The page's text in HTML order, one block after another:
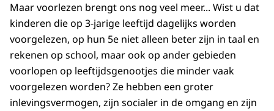
Maar voorlezen brengt ons nog veel meer... Wist u dat
kinderen die op 3-jarige leeftijd dagelijks worden
voorgelezen, op hun 5e niet alleen beter zijn in taal en
rekenen op school, maar ook op ander gebieden
voorlopen op leeftijdsgenootjes die minder vaak
voorgelezen worden? Ze hebben een groter
inlevingsvermogen, zijn socialer in de omgang en zijn